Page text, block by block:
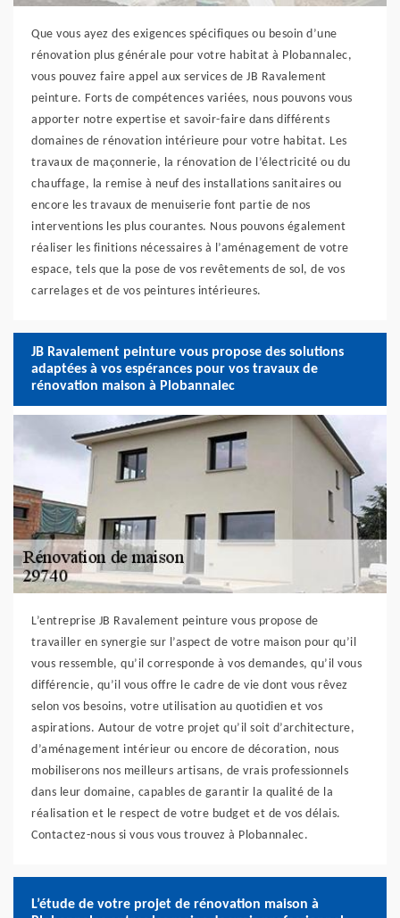
Que vous ayez des exigences spécifiques ou besoin d’une
rénovation plus générale pour votre habitat à Plobannalec,
vous pouvez faire appel aux services de JB Ravalement
peinture. Forts de compétences variées, nous pouvons vous
apporter notre expertise et savoir-faire dans différents
domaines de rénovation intérieure pour votre habitat. Les
travaux de maçonnerie, la rénovation de l’électricité ou du
chauffage, la remise à neuf des installations sanitaires ou
encore les travaux de menuiserie font partie de nos
interventions les plus courantes. Nous pouvons également
réaliser les finitions nécessaires à l’aménagement de votre
espace, tels que la pose de vos revêtements de sol, de vos
carrelages et de vos peintures intérieures.
JB Ravalement peinture vous propose des solutions
adaptées à vos espérances pour vos travaux de
rénovation maison à Plobannalec
L’entreprise JB Ravalement peinture vous propose de
travailler en synergie sur l’aspect de votre maison pour qu’il
vous ressemble, qu’il corresponde à vos demandes, qu’il vous
différencie, qu’il vous offre le cadre de vie dont vous rêvez
selon vos besoins, votre utilisation au quotidien et vos
aspirations. Autour de votre projet qu’il soit d’architecture,
d’aménagement intérieur ou encore de décoration, nous
mobiliserons nos meilleurs artisans, de vrais professionnels
dans leur domaine, capables de garantir la qualité de la
réalisation et le respect de votre budget et de vos délais.
Contactez-nous si vous vous trouvez à Plobannalec.
L’étude de votre projet de rénovation maison à